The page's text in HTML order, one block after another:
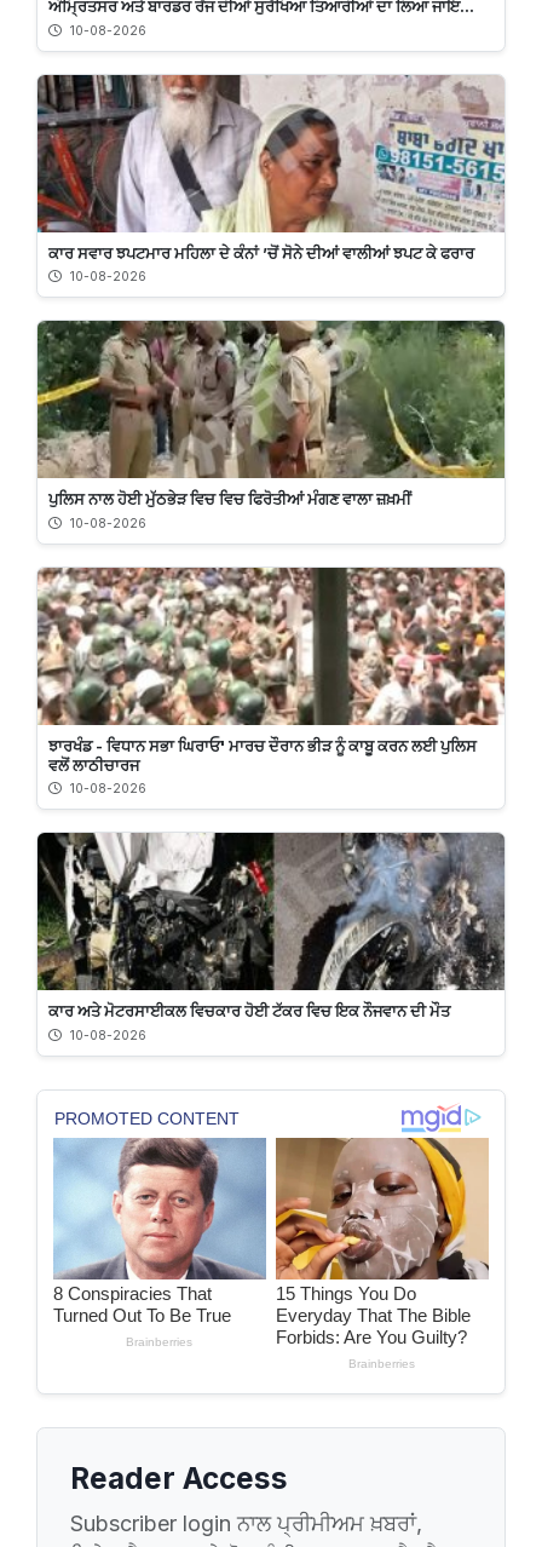
ਅੰਮ੍ਰਿਤਸਰ ਅਤੇ ਬਾਰਡਰ ਰੇਂਜ ਦੀਆਂ ਸੁਰੱਖਿਆ ਤਿਆਰੀਆਂ ਦਾ ਲਿਆ ਜਾਇ...
10-08-2026
ਕਾਰ ਸਵਾਰ ਝਪਟਮਾਰ ਮਹਿਲਾ ਦੇ ਕੰਨਾਂ ’ਚੋਂ ਸੋਨੇ ਦੀਆਂ ਵਾਲੀਆਂ ਝਪਟ ਕੇ ਫਰਾਰ
10-08-2026
ਪੁਲਿਸ ਨਾਲ ਹੋਈ ਮੁੱਠਭੇੜ ਵਿਚ ਵਿਚ ਫਿਰੋਤੀਆਂ ਮੰਗਣ ਵਾਲਾ ਜ਼ਖ਼ਮੀਂ
10-08-2026
ਝਾਰਖੰਡ - ਵਿਧਾਨ ਸਭਾ ਘਿਰਾਓ' ਮਾਰਚ ਦੌਰਾਨ ਭੀੜ ਨੂੰ ਕਾਬੂ ਕਰਨ ਲਈ ਪੁਲਿਸ
ਵਲੋਂ ਲਾਠੀਚਾਰਜ
10-08-2026
ਕਾਰ ਅਤੇ ਮੋਟਰਸਾਈਕਲ ਵਿਚਕਾਰ ਹੋਈ ਟੱਕਰ ਵਿਚ ਇਕ ਨੌਜਵਾਨ ਦੀ ਮੌਤ
10-08-2026
Reader Access
Subscriber login ਨਾਲ ਪ੍ਰੀਮੀਅਮ ਖ਼ਬਰਾਂ,